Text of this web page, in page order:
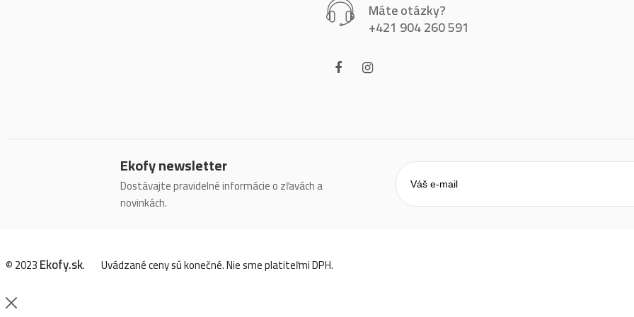
Máte otázky?
+421 904 260 591
Ekofy newsletter
Dostávajte pravidelné informácie o zľavách a
novinkách.
© 2023Ekofy.sk. Uvádzané ceny sú konečné. Nie sme platiteľmi DPH.